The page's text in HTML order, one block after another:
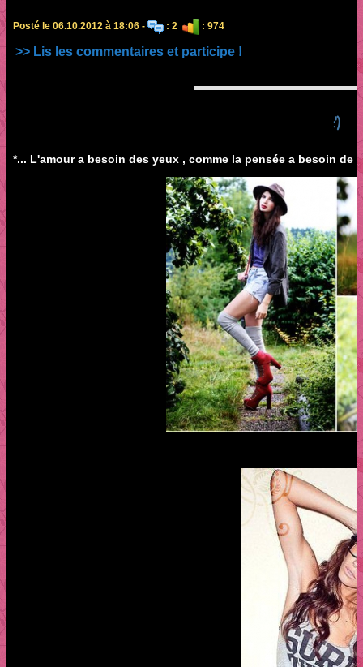
Posté le 06.10.2012 à 18:06 - : 2 : 974
>> Lis les commentaires et participe !
:')
*... L'amour a besoin des yeux , comme la pensée a besoin de